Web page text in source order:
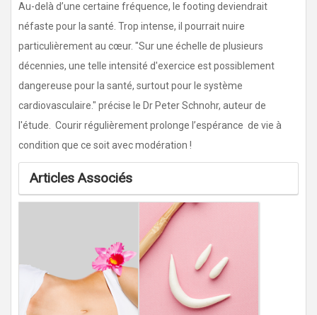
Au-delà d’une certaine fréquence, le footing deviendrait
néfaste pour la santé. Trop intense, il pourrait nuire
particulièrement au cœur. "Sur une échelle de plusieurs
décennies, une telle intensité d'exercice est possiblement
dangereuse pour la santé, surtout pour le système
cardiovasculaire." précise le Dr Peter Schnohr, auteur de
l'étude. Courir régulièrement prolonge l’espérance de vie à
condition que ce soit avec modération !
Articles Associés